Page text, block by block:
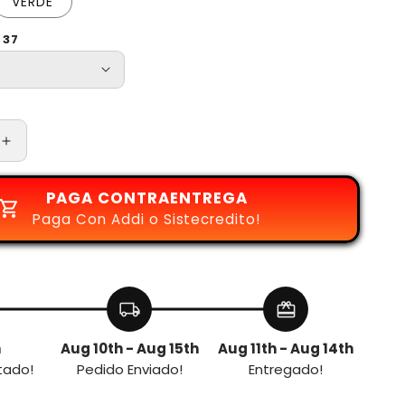
Aumentar
cantidad
BOTA
NANO
X1
PAGA CONTRAENTREGA
Paga Con Addi o Sistecredito!
local_shipping
Aug 10th - Aug 15th
Pedido Enviado!
redeem
Aug 11th - Aug 14th
Entregado!